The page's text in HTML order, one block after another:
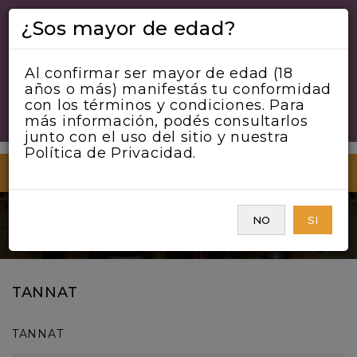
TANNAT
TANNAT
TANNAT
¿Sos mayor de edad?
Al confirmar ser mayor de edad (18
años o más) manifestás tu conformidad
con los términos y condiciones. Para
más información, podés consultarlos
junto con el uso del sitio y nuestra
Política de Privacidad.
NO SI